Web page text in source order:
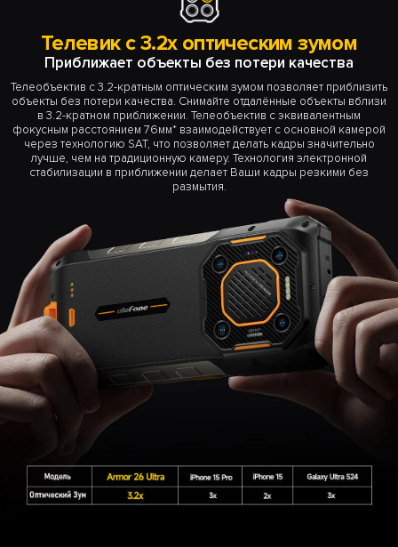
Телевик с 3.2x оптическим зумом
Приближает объекты без потери качества
Телеобъектив с 3.2-кратным оптическим зумом позволяет приблизить
объекты без потери качества. Снимайте отдалённые объекты вблизи
в 3.2-кратном приближении. Телеобъектив с эквивалентным
фокусным расстоянием 76мм* взаимодействует с основной камерой
через технологию SAT, что позволяет делать кадры значительно
лучше, чем на традиционную камеру. Технология электронной
стабилизации в приближении делает Ваши кадры резкими без
размытия.